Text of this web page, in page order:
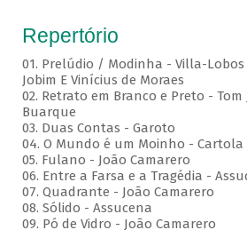
Repertório
01. Prelúdio / Modinha - Villa-Lobos
Jobim E Vinícius de Moraes
02. Retrato em Branco e Preto - Tom
Buarque
03. Duas Contas - Garoto
04. O Mundo é um Moinho - Cartola
05. Fulano - João Camarero
06. Entre a Farsa e a Tragédia -
07. Quadrante - João Camarero
08. Sólido - Assucena
09. Pó de Vidro - João Camarero